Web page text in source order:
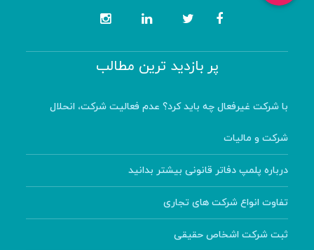
پر بازدید ترین مطالب
با شرکت غیرفعال چه باید کرد؟ عدم فعالیت شرکت، انحلال
شرکت و مالیات
درباره پلمپ دفاتر قانونی بیشتر بدانید
تفاوت انواع شرکت های تجاری
ثبت شرکت اشخاص حقیقی